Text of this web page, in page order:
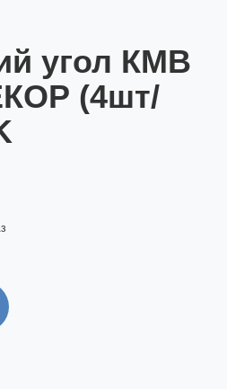
угол КМВ
(4шт/